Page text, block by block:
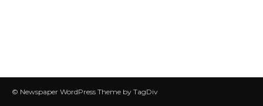
© Newspaper WordPress Theme by TagDiv